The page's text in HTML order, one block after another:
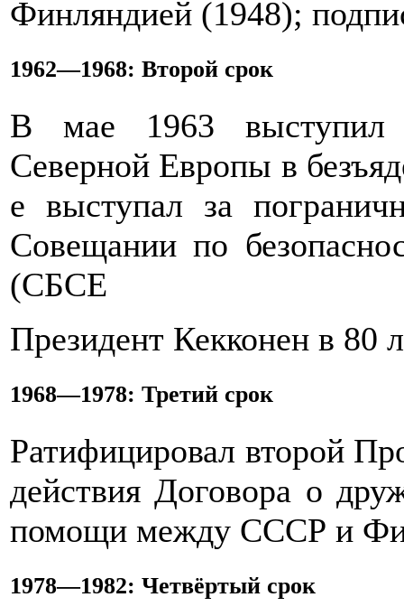
Финляндией (1948);
1962—1968: Второй срок
В мае 1963 выступил
Северной Европы в
е выступал за
Совещании по
(СБСЕ
Президент Кекконен в 80
1968—1978: Третий срок
Ратифицировал второй
действия Договора о
помощи между СССР и
1978—1982: Четвёртый срок